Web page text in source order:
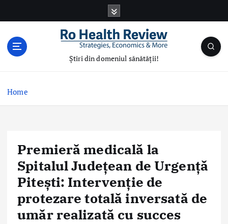
Știri din domeniul sănătății!
Home
Premieră medicală la
Spitalul Județean de Urgență
Pitești: Intervenție de
protezare totală inversată de
umăr realizată cu succes